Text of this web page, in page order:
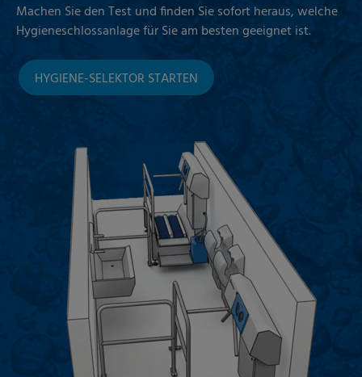
Machen Sie den Test und finden Sie sofort heraus, welche
Hygieneschlossanlage für Sie am besten geeignet ist.
HYGIENE-SELEKTOR STARTEN